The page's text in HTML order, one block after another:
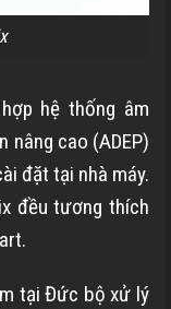
hệ thống âm
nâng cao (ADEP)
đặt tại nhà máy.
đều tương thích
tại Đức bộ xử lý